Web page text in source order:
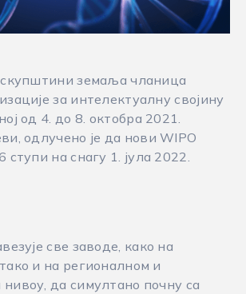
скупштини земаља чланица
за интелектуалну својину
од 4. до 8. октобра 2021.
одлучено је да нови WIPO
ступи на снагу 1. јула 2022.
све заводе, како на
и на регионалном и
да симултано почну са